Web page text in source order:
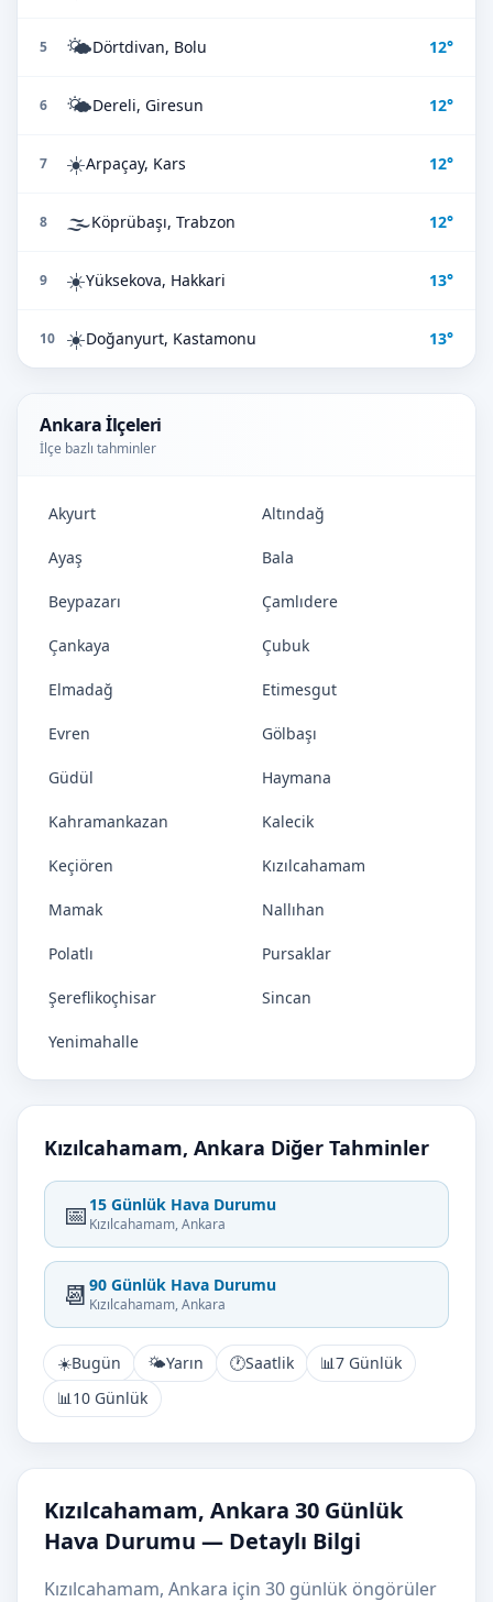
5 🌤️Dörtdivan, Bolu 12°
6 🌤️Dereli, Giresun 12°
7 ☀️Arpaçay, Kars 12°
8 🌫️Köprübaşı, Trabzon 12°
9 ☀️Yüksekova, Hakkari 13°
10 ☀️Doğanyurt, Kastamonu 13°
Ankara İlçeleri
İlçe bazlı tahminler
Akyurt Altındağ
Ayaş Bala
Beypazarı Çamlıdere
Çankaya Çubuk
Elmadağ Etimesgut
Evren Gölbaşı
Güdül Haymana
Kahramankazan Kalecik
Keçiören Kızılcahamam
Mamak Nallıhan
Polatlı Pursaklar
Şereflikoçhisar Sincan
Yenimahalle
Kızılcahamam, Ankara Diğer Tahminler
📅 15 Günlük Hava Durumu
Kızılcahamam, Ankara
📆 90 Günlük Hava Durumu
Kızılcahamam, Ankara
☀️Bugün 🌤️Yarın 🕐Saatlik 📊7 Günlük
📊10 Günlük
Kızılcahamam, Ankara 30 Günlük
Hava Durumu — Detaylı Bilgi
Kızılcahamam, Ankara için 30 günlük öngörüler